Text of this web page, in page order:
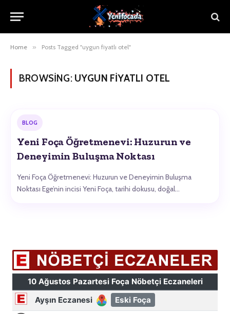
Home » Posts Tagged "uygun fiyatlı otel"
BROWSING: UYGUN FIYATLI OTEL
BLOG
Yeni Foça Öğretmenevi: Huzurun ve
Deneyimin Buluşma Noktası
Yeni Foça Öğretmenevi: Huzurun ve Deneyimin Buluşma
Noktası Ege’nin incisi Yeni Foça, tarihi dokusu, doğal…